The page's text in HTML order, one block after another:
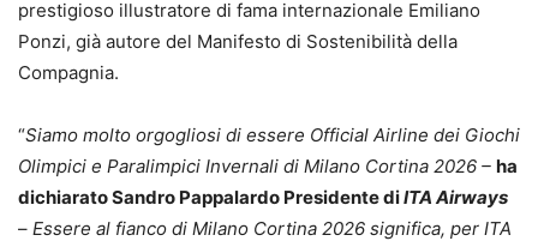
prestigioso illustratore di fama internazionale Emiliano
Ponzi, già autore del Manifesto di Sostenibilità della
Compagnia.
“Siamo molto orgogliosi di essere Official Airline dei Giochi
Olimpici e Paralimpici Invernali di Milano Cortina 2026 – ha
dichiarato Sandro Pappalardo Presidente diITA Airways
– Essere al fianco di Milano Cortina 2026 significa, per ITA